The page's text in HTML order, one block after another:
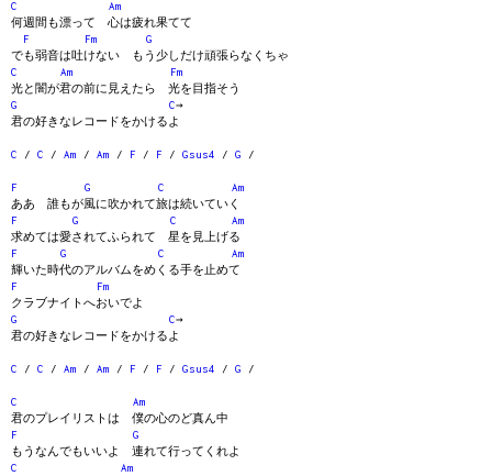
C
Am
何週間も漂って 心は疲れ果てて
F
Fm
G
でも弱音は吐けない もう少しだけ頑張らなくちゃ
C
Am
Fm
光と闇が君の前に見えたら 光を目指そう
G
C→
君の好きなレコードをかけるよ
C / C / Am / Am / F / F / Gsus4 / G /
F G C
Am
ああ 誰もが風に吹かれて旅は続いていく
F
G C
Am
求めては愛されてふられて 星を見上げる
F
G C
Am
輝いた時代のアルバムをめくる手を止めて
F
Fm
クラブナイトへおいでよ
G
C→
君の好きなレコードをかけるよ
C / C / Am / Am / F / F / Gsus4 / G /
C
Am
君のプレイリストは 僕の心のど真ん中
F
G
もうなんでもいいよ 連れて行ってくれよ
C
Am